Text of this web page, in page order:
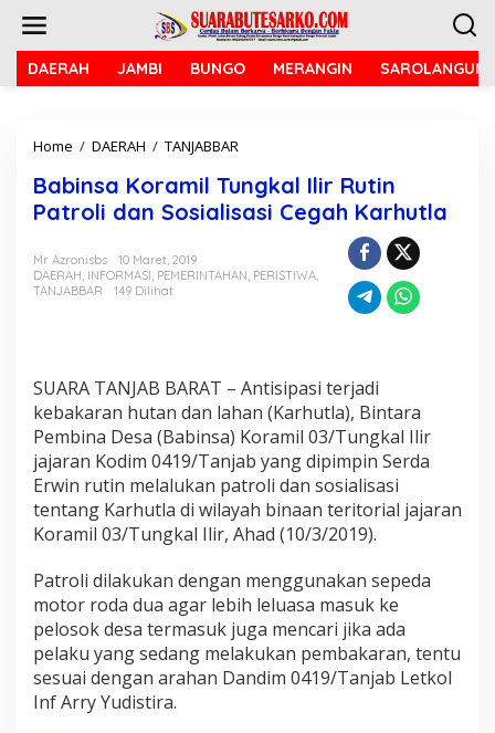
DAERAH JAMBI BUNGO MERANGIN SAROLANGUN
Home / DAERAH / TANJABBAR
b
i
n
K
l
T
u
n
g
k
a
l
l
i
r
R
u
t
Babinsa Koramil Tungkal Ilir Rutin
Patroli dan Sosialisasi Cegah Karhutla
Mr Azronisbs
10 Maret, 2019
DAERAH, INFORMASI, PEMERINTAHAN, PERISTIWA,
TANJABBAR
149 Dilihat
SUARA TANJAB BARAT – Antisipasi terjadi
kebakaran hutan dan lahan (Karhutla), Bintara
Pembina Desa (Babinsa) Koramil 03/Tungkal Ilir
jajaran Kodim 0419/Tanjab yang dipimpin Serda
Erwin rutin melalukan patroli dan sosialisasi
tentang Karhutla di wilayah binaan teritorial jajaran
Koramil 03/Tungkal Ilir, Ahad (10/3/2019).
Patroli dilakukan dengan menggunakan sepeda
motor roda dua agar lebih leluasa masuk ke
pelosok desa termasuk juga mencari jika ada
pelaku yang sedang melakukan pembakaran, tentu
sesuai dengan arahan Dandim 0419/Tanjab Letkol
Inf Arry Yudistira.